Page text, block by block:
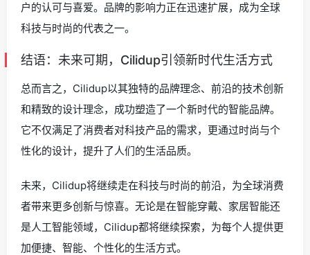
户的认可与喜爱。品牌的影响力正在迅速扩展，成为全球
科技与时尚的代表之一。
结语：未来可期，Cilidup引领新时代生活方式
总而言之，Cilidup以其独特的品牌理念、前沿的技术创新
和精致的设计理念，成功塑造了一个新时代的智能品牌。
它不仅满足了消费者对科技产品的需求，更通过时尚与个
性化的设计，提升了人们的生活品质。
未来，Cilidup将继续走在科技与时尚的前沿，为全球消费
者带来更多创新与惊喜。无论是在智能穿戴、家居智能还
是人工智能领域，Cilidup都将继续探索，为每个人提供更
加便捷、智能、个性化的生活方式。